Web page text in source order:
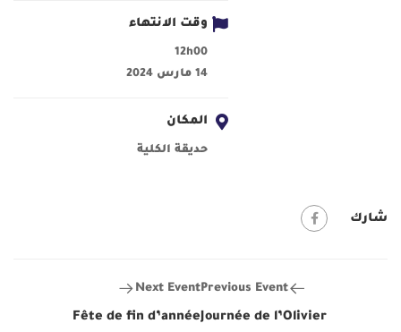
وقت الانتهاء
12h00
14 مارس 2024
المكان
حديقة الكلية
شارك
Previous Event
Journée de l’Olivier
Next Event
Fête de fin d’année